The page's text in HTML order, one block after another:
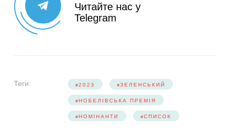
Читайте нас у
Telegram
Теги: 2023 ЗЕЛЕНСЬКИЙ
НОБЕЛІВСЬКА ПРЕМІЯ
НОМІНАНТИ СПИСОК